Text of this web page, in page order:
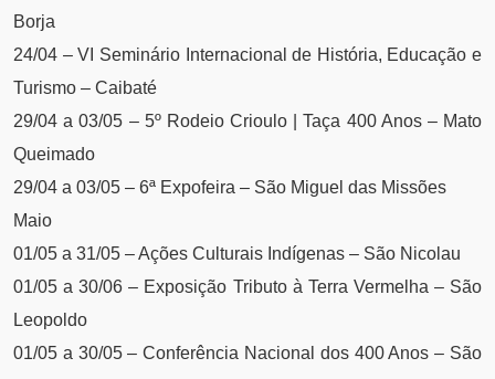
Borja
24/04 – VI Seminário Internacional de História, Educação e
Turismo – Caibaté
29/04 a 03/05 – 5º Rodeio Crioulo | Taça 400 Anos – Mato
Queimado
29/04 a 03/05 – 6ª Expofeira – São Miguel das Missões
Maio
01/05 a 31/05 – Ações Culturais Indígenas – São Nicolau
01/05 a 30/06 – Exposição Tributo à Terra Vermelha – São
Leopoldo
01/05 a 30/05 – Conferência Nacional dos 400 Anos – São